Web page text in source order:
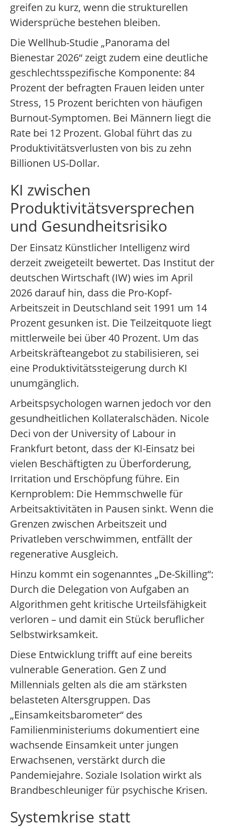
greifen zu kurz, wenn die strukturellen
Widersprüche bestehen bleiben.
Die Wellhub-Studie „Panorama del
Bienestar 2026“ zeigt zudem eine deutliche
geschlechtsspezifische Komponente: 84
Prozent der befragten Frauen leiden unter
Stress, 15 Prozent berichten von häufigen
Burnout-Symptomen. Bei Männern liegt die
Rate bei 12 Prozent. Global führt das zu
Produktivitätsverlusten von bis zu zehn
Billionen US-Dollar.
KI zwischen
Produktivitätsversprechen
und Gesundheitsrisiko
Der Einsatz Künstlicher Intelligenz wird
derzeit zweigeteilt bewertet. Das Institut der
deutschen Wirtschaft (IW) wies im April
2026 darauf hin, dass die Pro-Kopf-
Arbeitszeit in Deutschland seit 1991 um 14
Prozent gesunken ist. Die Teilzeitquote liegt
mittlerweile bei über 40 Prozent. Um das
Arbeitskräfteangebot zu stabilisieren, sei
eine Produktivitätssteigerung durch KI
unumgänglich.
Arbeitspsychologen warnen jedoch vor den
gesundheitlichen Kollateralschäden. Nicole
Deci von der University of Labour in
Frankfurt betont, dass der KI-Einsatz bei
vielen Beschäftigten zu Überforderung,
Irritation und Erschöpfung führe. Ein
Kernproblem: Die Hemmschwelle für
Arbeitsaktivitäten in Pausen sinkt. Wenn die
Grenzen zwischen Arbeitszeit und
Privatleben verschwimmen, entfällt der
regenerative Ausgleich.
Hinzu kommt ein sogenanntes „De-Skilling“:
Durch die Delegation von Aufgaben an
Algorithmen geht kritische Urteilsfähigkeit
verloren – und damit ein Stück beruflicher
Selbstwirksamkeit.
Diese Entwicklung trifft auf eine bereits
vulnerable Generation. Gen Z und
Millennials gelten als die am stärksten
belasteten Altersgruppen. Das
„Einsamkeitsbarometer“ des
Familienministeriums dokumentiert eine
wachsende Einsamkeit unter jungen
Erwachsenen, verstärkt durch die
Pandemiejahre. Soziale Isolation wirkt als
Brandbeschleuniger für psychische Krisen.
Systemkrise statt